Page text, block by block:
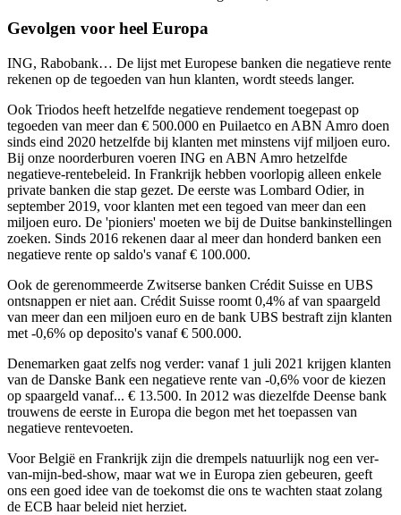
Gevolgen voor heel Europa
ING, Rabobank… De lijst met Europese banken die negatieve rente
rekenen op de tegoeden van hun klanten, wordt steeds langer.
Ook Triodos heeft hetzelfde negatieve rendement toegepast op
tegoeden van meer dan € 500.000 en Puilaetco en ABN Amro doen
sinds eind 2020 hetzelfde bij klanten met minstens vijf miljoen euro.
Bij onze noorderburen voeren ING en ABN Amro hetzelfde
negatieve-rentebeleid. In Frankrijk hebben voorlopig alleen enkele
private banken die stap gezet. De eerste was Lombard Odier, in
september 2019, voor klanten met een tegoed van meer dan een
miljoen euro. De 'pioniers' moeten we bij de Duitse bankinstellingen
zoeken. Sinds 2016 rekenen daar al meer dan honderd banken een
negatieve rente op saldo's vanaf € 100.000.
Ook de gerenommeerde Zwitserse banken Crédit Suisse en UBS
ontsnappen er niet aan. Crédit Suisse roomt 0,4% af van spaargeld
van meer dan een miljoen euro en de bank UBS bestraft zijn klanten
met -0,6% op deposito's vanaf € 500.000.
Denemarken gaat zelfs nog verder: vanaf 1 juli 2021 krijgen klanten
van de Danske Bank een negatieve rente van -0,6% voor de kiezen
op spaargeld vanaf... € 13.500. In 2012 was diezelfde Deense bank
trouwens de eerste in Europa die begon met het toepassen van
negatieve rentevoeten.
Voor België en Frankrijk zijn die drempels natuurlijk nog een ver-
van-mijn-bed-show, maar wat we in Europa zien gebeuren, geeft
ons een goed idee van de toekomst die ons te wachten staat zolang
de ECB haar beleid niet herziet.